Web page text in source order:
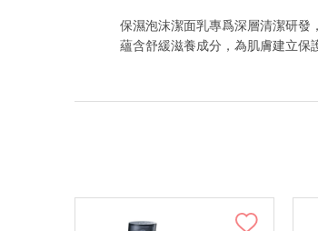
保濕泡沫潔面乳專爲深層清潔研發
蘊含舒緩滋養成分，為肌膚建立保